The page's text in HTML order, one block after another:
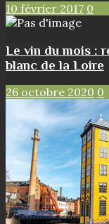
10 février 2017 0
Le vin du mois :
blanc de la Loire
26 octobre 2020 0